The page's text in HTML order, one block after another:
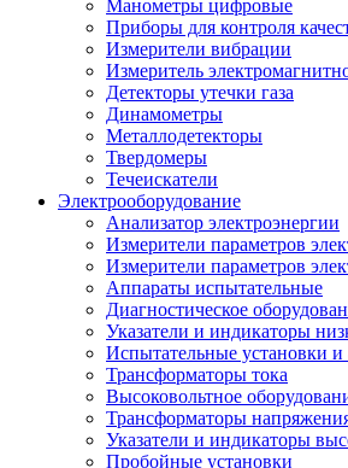
Манометры цифровые
Приборы для контроля
Измерители вибрации
Измеритель
Детекторы утечки газа
Динамометры
Металлодетекторы
Твердомеры
Течеискатели
Электрооборудование
Анализатор электроэнергии
Измерители параметров
Измерители параметров
Аппараты испытательные
Диагностическое
Указатели и индикаторы
Испытательные установки и
Трансформаторы тока
Высоковольтное
Трансформаторы
Указатели и индикаторы
Пробойные установки